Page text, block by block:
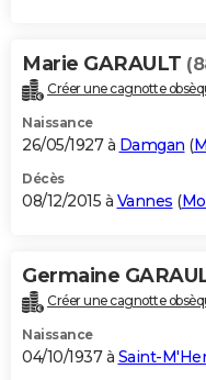
Marie GARAULT
Créer une cagnotte
Naissance
26/05/1927 à Damgan (
Décès
08/12/2015 à Vannes (
Germaine
Créer une cagnotte
Naissance
04/10/1937 à Saint-